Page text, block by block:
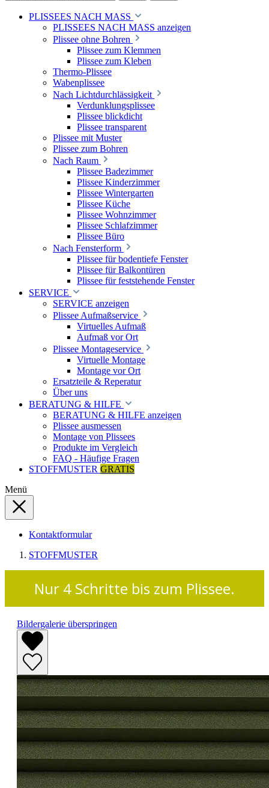
PLISSEES NACH MASS
PLISSEES NACH MASS anzeigen
Plissee ohne Bohren
Plissee zum Klemmen
Plissee zum Kleben
Thermo-Plissee
Wabenplissee
Nach Lichtdurchlässigkeit
Verdunklungsplissee
Plissee blickdicht
Plissee transparent
Plissee mit Muster
Plissee zum Bohren
Nach Raum
Plissee Badezimmer
Plissee Kinderzimmer
Plissee Wintergarten
Plissee Küche
Plissee Wohnzimmer
Plissee Schlafzimmer
Plissee Büro
Nach Fensterform
Plissee für bodentiefe Fenster
Plissee für Balkontüren
Plissee für feststehende Fenster
SERVICE
SERVICE anzeigen
Plissee Aufmaßservice
Virtuelles Aufmaß
Aufmaß vor Ort
Plissee Montageservice
Virtuelle Montage
Montage vor Ort
Ersatzteile & Reperatur
Über uns
BERATUNG & HILFE
BERATUNG & HILFE anzeigen
Plissee ausmessen
Montage von Plissees
Produkte im Vergleich
FAQ - Häufige Fragen
STOFFMUSTER GRATIS
Menü
Kontaktformular
STOFFMUSTER
Nur 4 Schritte bis zum Plissee.
Bildergalerie überspringen